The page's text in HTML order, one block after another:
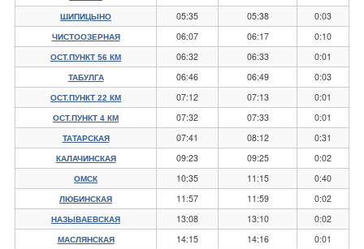
ШИПИЦЫНО 05:35 05:38 0:03
ЧИСТООЗЕРНАЯ 06:07 06:17 0:10
ОСТ.ПУНКТ 56 КМ 06:32 06:33 0:01
ТАБУЛГА 06:46 06:49 0:03
ОСТ.ПУНКТ 22 КМ 07:12 07:13 0:01
ОСТ.ПУНКТ 4 КМ 07:32 07:33 0:01
ТАТАРСКАЯ 07:41 08:12 0:31
КАЛАЧИНСКАЯ 09:23 09:25 0:02
ОМСК 10:35 11:15 0:40
ЛЮБИНСКАЯ 11:57 11:59 0:02
НАЗЫВАЕВСКАЯ 13:08 13:10 0:02
МАСЛЯНСКАЯ 14:15 14:16 0:01